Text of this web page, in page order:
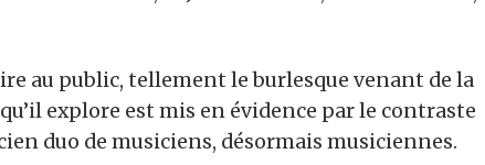
au public, tellement le burlesque venant de la
explore est mis en évidence par le contraste
duo de musiciens, désormais musiciennes.